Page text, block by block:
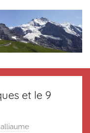
et le 9